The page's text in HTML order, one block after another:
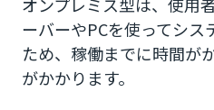
オンプレミス型は、使用
ーバーやPCを使ってシス
ため、稼働までに時間が
がかかります。